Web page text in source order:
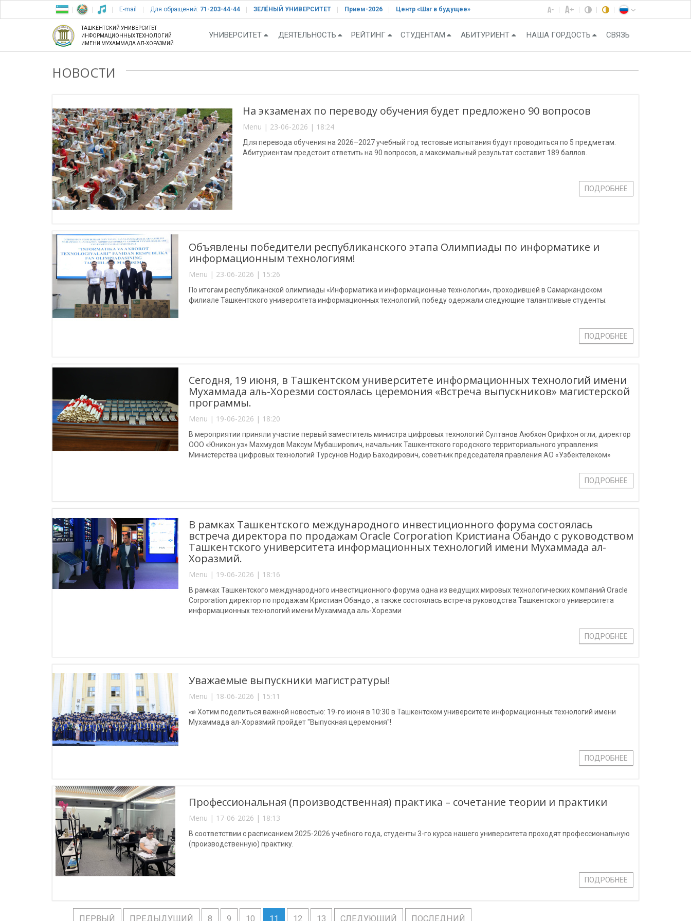
E-mail Для обращений: 71-203-44-44 ЗЕЛЁНЫЙ УНИВЕРСИТЕТ Прием-2026 Центр «Шаг в будущее»
ТАШКЕНТСКИЙ УНИВЕРСИТЕТ
ИНФОРМАЦИОННЫХ ТЕХНОЛОГИЙ
ИМЕНИ МУХАММАДА АЛ-ХОРАЗМИЙ
УНИВЕРСИТЕТ ДЕЯТЕЛЬНОСТЬ РЕЙТИНГ СТУДЕНТАМ АБИТУРИЕНТ НАША ГОРДОСТЬ СВЯЗЬ
НОВОСТИ
На экзаменах по переводу обучения будет предложено 90 вопросов
Menu | 23-06-2026 | 18:24
Для перевода обучения на 2026–2027 учебный год тестовые испытания будут проводиться по 5 предметам.
Абитуриентам предстоит ответить на 90 вопросов, а максимальный результат составит 189 баллов.
ПОДРОБНЕЕ
Объявлены победители республиканского этапа Олимпиады по информатике и
информационным технологиям!
Menu | 23-06-2026 | 15:26
По итогам республиканской олимпиады «Информатика и информационные технологии», проходившей в Самаркандском
филиале Ташкентского университета информационных технологий, победу одержали следующие талантливые студенты:
ПОДРОБНЕЕ
Сегодня, 19 июня, в Ташкентском университете информационных технологий имени
Мухаммада аль-Хорезми состоялась церемония «Встреча выпускников» магистерской
программы.
Menu | 19-06-2026 | 18:20
В мероприятии приняли участие первый заместитель министра цифровых технологий Султанов Аюбхон Орифхон огли, директор
ООО «Юникон.уз» Махмудов Максум Мубаширович, начальник Ташкентского городского территориального управления
Министерства цифровых технологий Турсунов Нодир Баходирович, советник председателя правления АО «Узбектелеком»
ПОДРОБНЕЕ
В рамках Ташкентского международного инвестиционного форума состоялась
встреча директора по продажам Oracle Corporation Кристиана Обандо с руководством
Ташкентского университета информационных технологий имени Мухаммада ал-
Хоразмий.
Menu | 19-06-2026 | 18:16
В рамках Ташкентского международного инвестиционного форума одна из ведущих мировых технологических компаний Oracle
Corporation директор по продажам Кристиан Обандо , а также состоялась встреча руководства Ташкентского университета
информационных технологий имени Мухаммада аль-Хорезми
ПОДРОБНЕЕ
Уважаемые выпускники магистратуры!
Menu | 18-06-2026 | 15:11
📣 Хотим поделиться важной новостью: 19-го июня в 10:30 в Ташкентском университете информационных технологий имени
Мухаммада ал-Хоразмий пройдет "Выпускная церемония"!
ПОДРОБНЕЕ
Профессиональная (производственная) практика – сочетание теории и практики
Menu | 17-06-2026 | 18:13
В соответствии с расписанием 2025-2026 учебного года, студенты 3-го курса нашего университета проходят профессиональную
(производственную) практику.
ПОДРОБНЕЕ
ПЕРВЫЙ ПРЕДЫДУЩИЙ 8 9 10 11 12 13 СЛЕДУЮЩИЙ ПОСЛЕДНИЙ